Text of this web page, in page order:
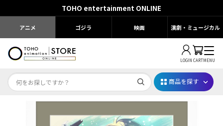
TOHO entertainment ONLINE
アニメ ゴジラ 映画 演劇・ミュージカル
LOGIN CARTMENU
Dr.STONE STONE FES.2026
商品を探す